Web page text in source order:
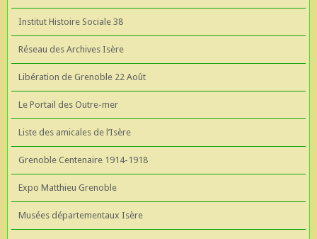
Institut Histoire Sociale 38
Réseau des Archives Isère
Libération de Grenoble 22 Août
Le Portail des Outre-mer
Liste des amicales de l’Isère
Grenoble Centenaire 1914-1918
Expo Matthieu Grenoble
Musées départementaux Isère